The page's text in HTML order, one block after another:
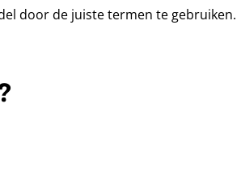
door de juiste termen te gebruiken.